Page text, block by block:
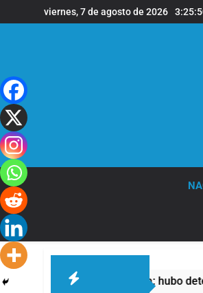
al
viernes, 7 de agosto de 2026
Privada: hubo detenidos y